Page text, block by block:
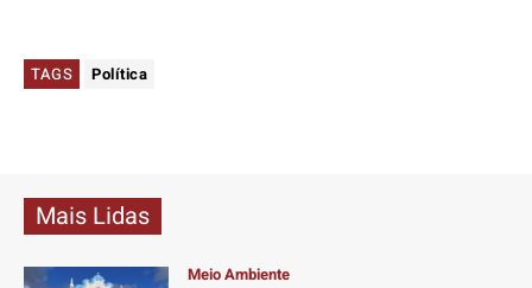
TAGS Política
Mais Lidas
Meio Ambiente